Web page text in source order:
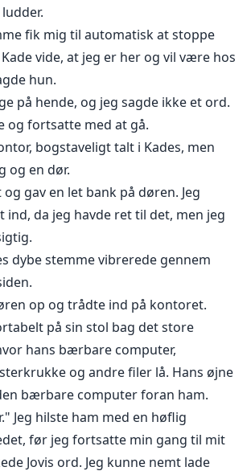
fik mig til automatisk at stoppe
vide, at jeg er her og vil være hos
hun.
på hende, og jeg sagde ikke et ord.
og fortsatte med at gå.
bogstaveligt talt i Kades, men
og en dør.
og gav en let bank på døren. Jeg
ind, da jeg havde ret til det, men jeg
dybe stemme vibrerede gennem
op og trådte ind på kontoret.
på sin stol bag det store
hans bærbare computer,
og andre filer lå. Hans øjne
bærbare computer foran ham.
Jeg hilste ham med en høflig
før jeg fortsatte min gang til mit
Jovis ord. Jeg kunne nemt lade